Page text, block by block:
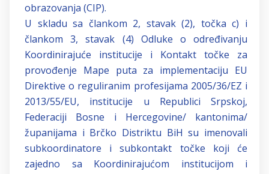
obrazovanja (CIP).
U skladu sa člankom 2, stavak (2), točka c) i
člankom 3, stavak (4) Odluke o određivanju
Koordinirajuće institucije i Kontakt točke za
provođenje Mape puta za implementaciju EU
Direktive o reguliranim profesijama 2005/36/EZ i
2013/55/EU, institucije u Republici Srpskoj,
Federaciji Bosne i Hercegovine/ kantonima/
županijama i Brčko Distriktu BiH su imenovali
subkoordinatore i subkontakt točke koji će
zajedno sa Koordinirajućom institucijom i